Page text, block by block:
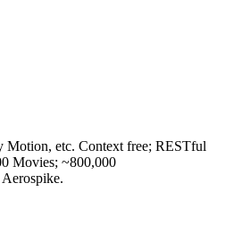
etc. Context free; RESTful
Movies; ~800,000